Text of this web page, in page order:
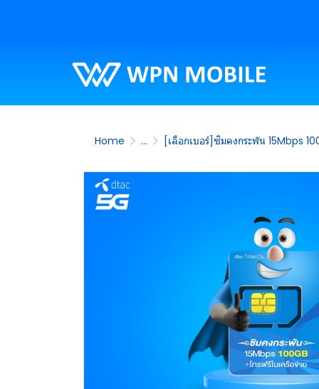
Home ... [เลือกเบอร์]ซิมคงกระพัน 15Mbps